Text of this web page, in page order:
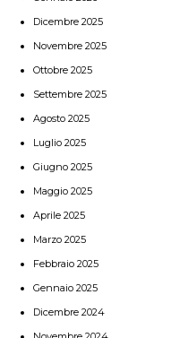
Dicembre 2025
Novembre 2025
Ottobre 2025
Settembre 2025
Agosto 2025
Luglio 2025
Giugno 2025
Maggio 2025
Aprile 2025
Marzo 2025
Febbraio 2025
Gennaio 2025
Dicembre 2024